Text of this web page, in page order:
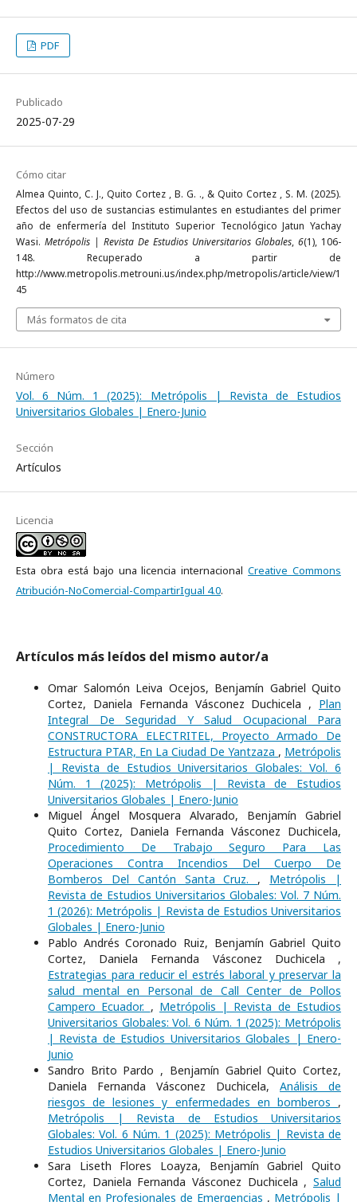
PDF
Publicado
2025-07-29
Cómo citar
Almea Quinto, C. J., Quito Cortez , B. G. ., & Quito Cortez , S. M. (2025).
Efectos del uso de sustancias estimulantes en estudiantes del primer
año de enfermería del Instituto Superior Tecnológico Jatun Yachay
Wasi. Metrópolis | Revista De Estudios Universitarios Globales, 6(1), 106-
148. Recuperado a partir de
http://www.metropolis.metrouni.us/index.php/metropolis/article/view/1
45
Más formatos de cita
Número
Vol. 6 Núm. 1 (2025): Metrópolis | Revista de Estudios
Universitarios Globales | Enero-Junio
Sección
Artículos
Licencia
Esta obra está bajo una licencia internacionalCreative Commons
Atribución-NoComercial-CompartirIgual 4.0.
Artículos más leídos del mismo autor/a
Omar Salomón Leiva Ocejos, Benjamín Gabriel Quito
Cortez, Daniela Fernanda Vásconez Duchicela , Plan
Integral De Seguridad Y Salud Ocupacional Para
CONSTRUCTORA ELECTRITEL, Proyecto Armado De
Estructura PTAR, En La Ciudad De Yantzaza , Metrópolis
| Revista de Estudios Universitarios Globales: Vol. 6
Núm. 1 (2025): Metrópolis | Revista de Estudios
Universitarios Globales | Enero-Junio
Miguel Ángel Mosquera Alvarado, Benjamín Gabriel
Quito Cortez, Daniela Fernanda Vásconez Duchicela,
Procedimiento De Trabajo Seguro Para Las
Operaciones Contra Incendios Del Cuerpo De
Bomberos Del Cantón Santa Cruz. , Metrópolis |
Revista de Estudios Universitarios Globales: Vol. 7 Núm.
1 (2026): Metrópolis | Revista de Estudios Universitarios
Globales | Enero-Junio
Pablo Andrés Coronado Ruiz, Benjamín Gabriel Quito
Cortez, Daniela Fernanda Vásconez Duchicela ,
Estrategias para reducir el estrés laboral y preservar la
salud mental en Personal de Call Center de Pollos
Campero Ecuador. , Metrópolis | Revista de Estudios
Universitarios Globales: Vol. 6 Núm. 1 (2025): Metrópolis
| Revista de Estudios Universitarios Globales | Enero-
Junio
Sandro Brito Pardo , Benjamín Gabriel Quito Cortez,
Daniela Fernanda Vásconez Duchicela, Análisis de
riesgos de lesiones y enfermedades en bomberos ,
Metrópolis | Revista de Estudios Universitarios
Globales: Vol. 6 Núm. 1 (2025): Metrópolis | Revista de
Estudios Universitarios Globales | Enero-Junio
Sara Liseth Flores Loayza, Benjamín Gabriel Quito
Cortez, Daniela Fernanda Vásconez Duchicela , Salud
Mental en Profesionales de Emergencias , Metrópolis |